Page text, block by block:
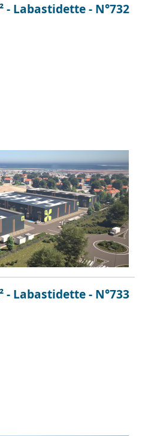
- Labastidette - N°732
- Labastidette - N°733